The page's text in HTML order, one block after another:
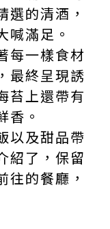
選的清酒，
喊滿足。
每一樣食材
最終呈現誘
苔上還帶有
香。
以及甜品帶
紹了，保留
往的餐廳，